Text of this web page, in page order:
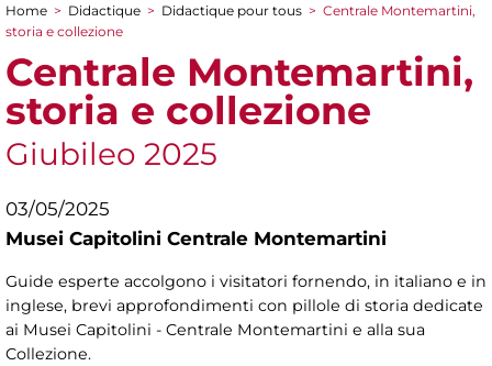
You are here
Home > Didactique > Didactique pour tous > Centrale Montemartini,
storia e collezione
Centrale Montemartini,
storia e collezione
Giubileo 2025
03/05/2025
Musei Capitolini Centrale Montemartini
Guide esperte accolgono i visitatori fornendo, in italiano e in
inglese, brevi approfondimenti con pillole di storia dedicate
ai Musei Capitolini - Centrale Montemartini e alla sua
Collezione.